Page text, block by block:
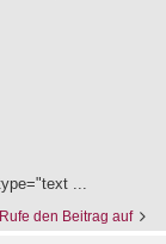
...
Rufe den Beitrag auf